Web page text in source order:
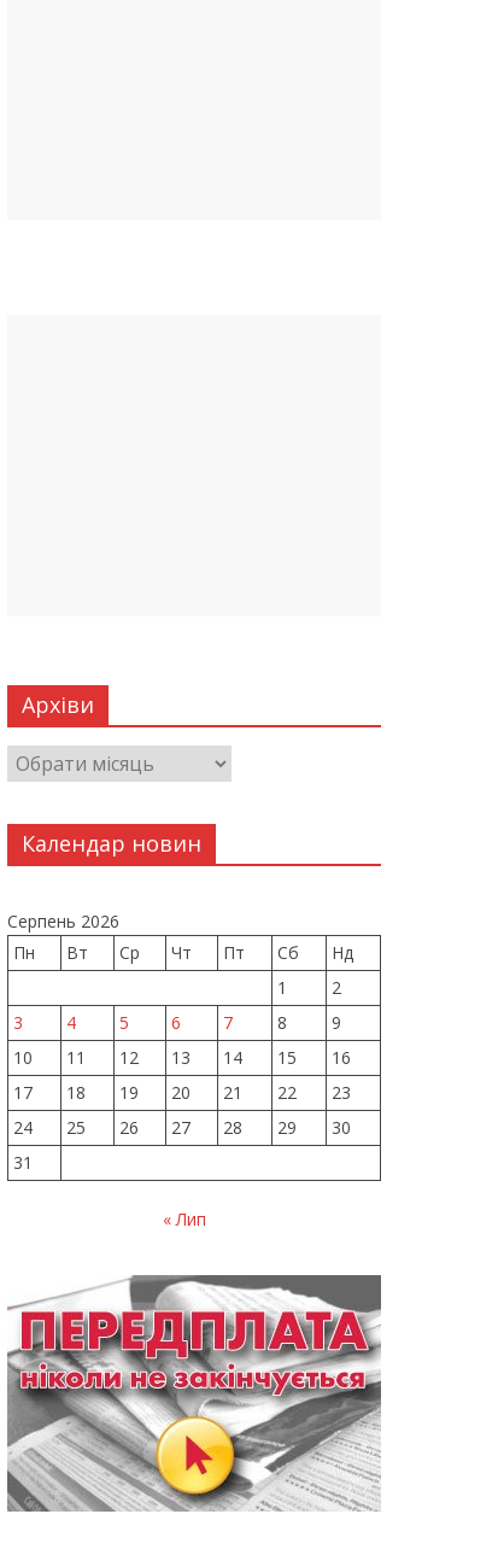
Архіви
Календар новин
Серпень 2026
Пн
Вт Ср Чт Пт Сб
Нд
1
2
3
4 5 6 7 8
9
10
11 12 13 14 15
16
17
18 19 20 21 22
23
24
25 26 27 28 29
30
31
« Лип